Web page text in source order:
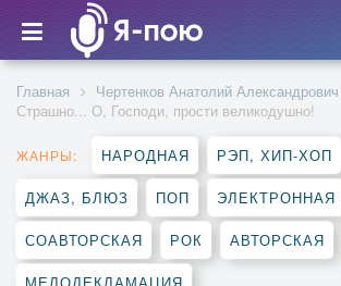
Главная Чертенков Анатолий Александрович
Страшно... О, Господи, прости великодушно!
ЖАНРЫ: НАРОДНАЯ РЭП, ХИП-ХОП
ДЖАЗ, БЛЮЗ ПОП ЭЛЕКТРОННАЯ
СОАВТОРСКАЯ РОК АВТОРСКАЯ